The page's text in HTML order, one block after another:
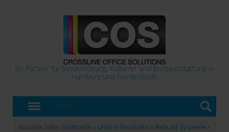
Ihr Partner für Systemlösung, Kopierer und Büroausstattung in
Hamburg und Norderstedt.
Aktuelle Seite: Startseite » Unsere Produkte » Rebuild Systeme »